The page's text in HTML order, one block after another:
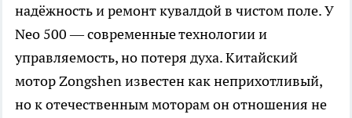
надёжность и ремонт кувалдой в чистом поле. У
Neo 500 — современные технологии и
управляемость, но потеря духа. Китайский
мотор Zongshen известен как неприхотливый,
но к отечественным моторам он отношения не